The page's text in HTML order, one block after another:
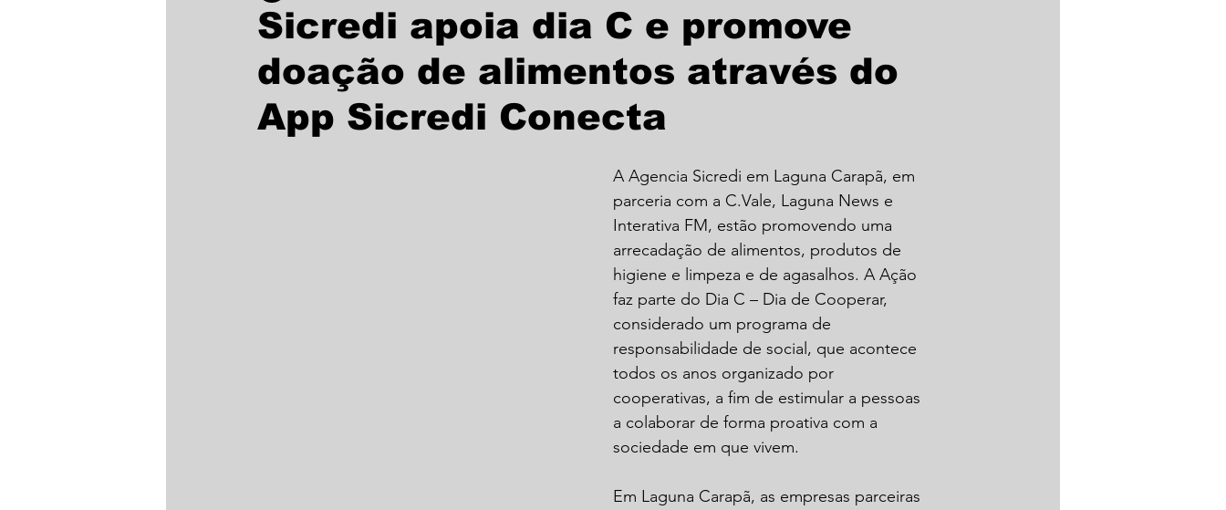
Sicredi apoia dia C e promove
doação de alimentos através do
App Sicredi Conecta
A Agencia Sicredi em Laguna Carapã, em
parceria com a C.Vale, Laguna News e
Interativa FM, estão promovendo uma
arrecadação de alimentos, produtos de
higiene e limpeza e de agasalhos. A Ação
faz parte do Dia C – Dia de Cooperar,
considerado um programa de
responsabilidade de social, que acontece
todos os anos organizado por
cooperativas, a fim de estimular a pessoas
a colaborar de forma proativa com a
sociedade em que vivem.
Em Laguna Carapã, as empresas parceiras